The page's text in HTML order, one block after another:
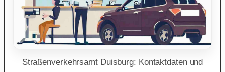
Straßenverkehrsamt Duisburg: Kontaktdaten und